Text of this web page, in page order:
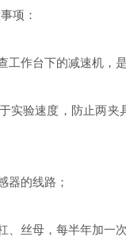
项：
作台下的减速机，是
验速度，防止两夹
的线路；
丝母，每半年加一次